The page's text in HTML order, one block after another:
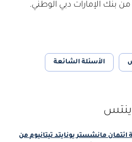
من بنك الإمارات دبي الوطني.
الأسئلة الشائعة
ائتمان مانشستر يونايتد تيتانيوم من